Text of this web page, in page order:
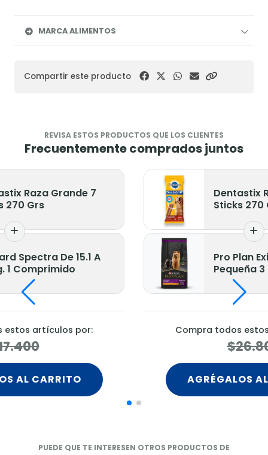
MARCA ALIMENTOS
Compartir este producto
REVISA ESTOS PRODUCTOS QUE LOS CLIENTES
Frecuentemente comprados juntos
Raza Grande 7
270 Grs
Spectra De 15.1 A
1 Comprimido
estos artículos por:
AL CARRITO
Dentastix
Sticks 270
Pro Plan
Pequeña 3
Compra todos
AGRÉGALOS
PUEDE QUE TE INTERESEN OTROS PRODUCTOS DE